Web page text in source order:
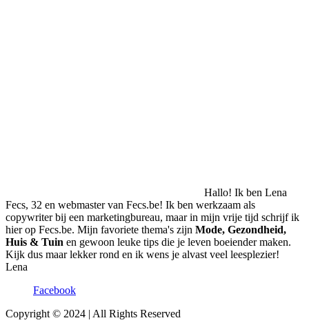
Hallo! Ik ben Lena
Fecs, 32 en webmaster van Fecs.be! Ik ben werkzaam als
copywriter bij een marketingbureau, maar in mijn vrije tijd schrijf ik
hier op Fecs.be. Mijn favoriete thema's zijn Mode, Gezondheid,
Huis & Tuin en gewoon leuke tips die je leven boeiender maken.
Kijk dus maar lekker rond en ik wens je alvast veel leesplezier!
Lena
Facebook
Copyright © 2024 | All Rights Reserved